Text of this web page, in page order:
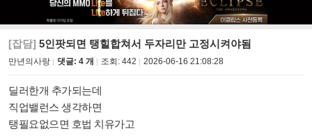
[잡담] 5인팟되면 탱힐합쳐서 두자리만 고정시켜야됨
만년의사랑 댓글: 4 개 조회: 442 2026-06-16 21:08:28
딜러한개 추가되는데
직업밸런스 생각하면
탱필요없으면 호법 치유가고